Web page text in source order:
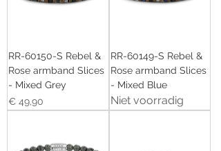
RR-60150-S Rebel &
Rose armband Slices
- Mixed Grey
Prijs
€ 49,90
RR-60149-S Rebel &
Rose armband Slices
- Mixed Blue
Niet voorradig